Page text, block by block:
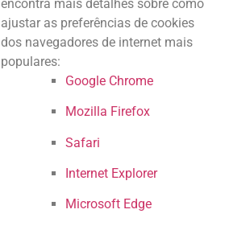
encontra mais detalhes sobre como
ajustar as preferências de cookies
dos navegadores de internet mais
populares:
Google Chrome
Mozilla Firefox
Safari
Internet Explorer
Microsoft Edge